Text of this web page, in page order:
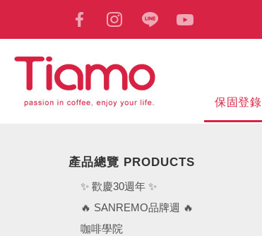
保固登錄
產品總覽 PRODUCTS
✨ 歡慶30週年 ✨
🔥 SANREMO品牌週 🔥
咖啡學院